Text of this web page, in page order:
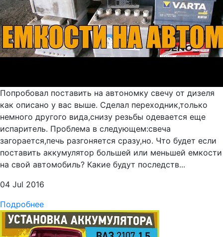
Попробовал поставить на автономку свечу от дизеля
как описано у вас выше. Сделал переходник,только
немного другого вида,снизу резьбы одевается еще
испаритель. Проблема в следующем:свеча
загорается,печь разгоняется сразу,но. Что будет если
поставить аккумулятор большей или меньшей емкости
на свой автомобиль? Какие будут последств...
04 Jul 2016
Подробнее